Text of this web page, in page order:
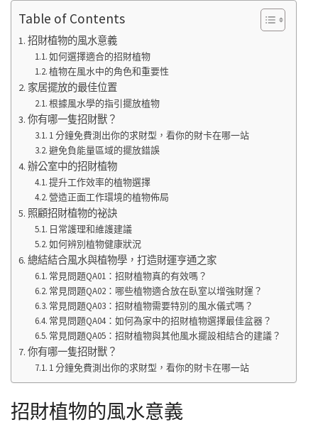
Table of Contents
招財植物的風水意義
如何選擇適合的招財植物
植物在風水中的角色和重要性
家居擺放的最佳位置
根據風水學的指引擺放植物
你有哪一隻招財獸？
1 分鐘免費測出你的求財型，看你的財卡在哪一站
避免負能量區域的擺放錯誤
辦公室中的招財植物
提升工作效率的植物選擇
營造正面工作環境的植物佈局
照顧招財植物的祕訣
日常護理和維護建議
如何辨別植物健康狀況
總結結合風水與植物學，打造財運亨通之家
常見問題QA01：招財植物真的有效嗎？
常見問題QA02：哪些植物適合放在臥室以增強財運？
常見問題QA03：招財植物需要特別的風水儀式嗎？
常見問題QA04：如何為家中的招財植物選擇最佳盆器？
常見問題QA05：招財植物與其他風水擺設相結合的建議？
你有哪一隻招財獸？
1 分鐘免費測出你的求財型，看你的財卡在哪一站
招財植物的風水意義